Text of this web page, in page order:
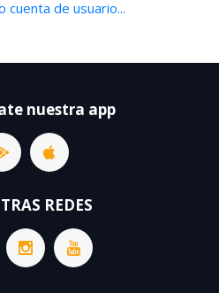
cuenta de usuario...
nuestra app
REDES